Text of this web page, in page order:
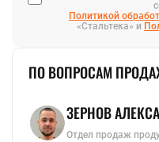
Политикой
«Стальтека» и
ПО ВОПРОСАМ
ЗЕРНОВ
Отдел продаж